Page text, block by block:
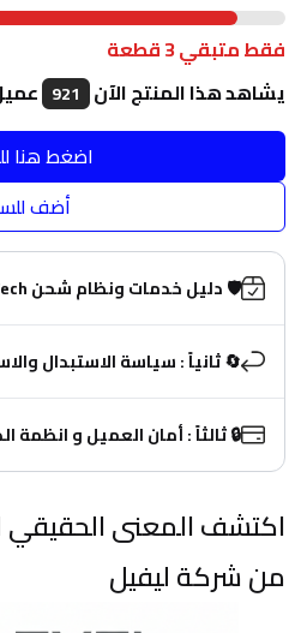
فقط متبقي 3 قطعة
يشاهد هذا المنتج الآن 921
اضغط هنا
أضف
🛡️ دليل خدمات ونظام شحن MasryTech ( مهم جدا )
🔄 ثانياً : سياسة الاستبدال
🔒 ثالثاً : أمان العميل و انظمة
من شركة ليفيل